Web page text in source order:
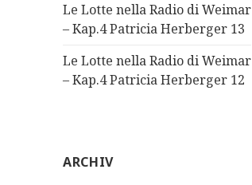
Le Lotte nella Radio di Weimar
– Kap.4 Patricia Herberger 13
Le Lotte nella Radio di Weimar
– Kap.4 Patricia Herberger 12
ARCHIV